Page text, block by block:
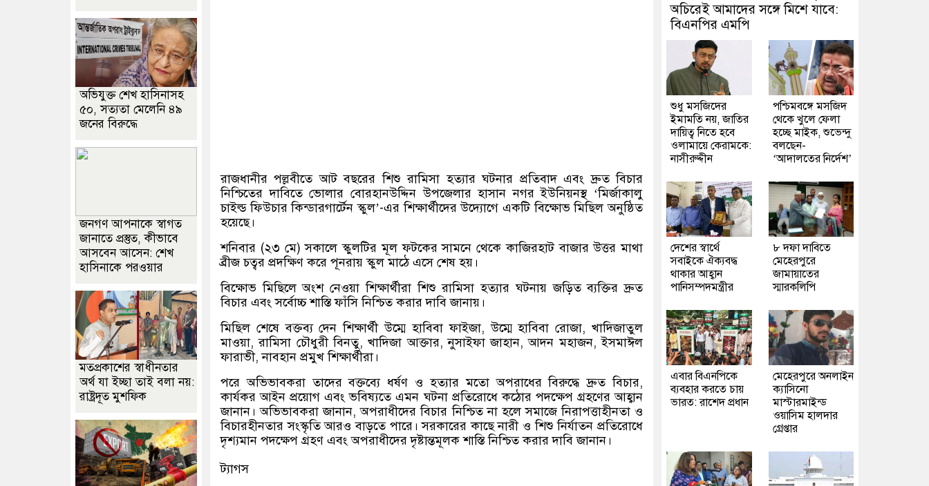
রাজধানীর পল্লবীতে আট বছরের শিশু রামিসা হত্যার ঘটনার প্রতিবাদ এবং দ্রুত বিচার
নিশ্চিতের দাবিতে ভোলার বোরহানউদ্দিন উপজেলার হাসান নগর ইউনিয়নস্থ ‘মির্জাকালু
চাইল্ড ফিউচার কিন্ডারগার্টেন স্কুল’-এর শিক্ষার্থীদের উদ্যোগে একটি বিক্ষোভ মিছিল অনুষ্ঠিত
হয়েছে।
শনিবার (২৩ মে) সকালে স্কুলটির মূল ফটকের সামনে থেকে কাজিরহাট বাজার উত্তর মাথা
ব্রীজ চত্বর প্রদক্ষিণ করে পূনরায় স্কুল মাঠে এসে শেষ হয়।
বিক্ষোভ মিছিলে অংশ নেওয়া শিক্ষার্থীরা শিশু রামিসা হত্যার ঘটনায় জড়িত ব্যক্তির দ্রুত
বিচার এবং সর্বোচ্চ শাস্তি ফাঁসি নিশ্চিত করার দাবি জানায়।
মিছিল শেষে বক্তব্য দেন শিক্ষার্থী উম্মে হাবিবা ফাইজা, উম্মে হাবিবা রোজা, খাদিজাতুল
মাওয়া, রামিসা চৌধুরী বিনতু, খাদিজা আক্তার, নুসাইফা জাহান, আদন মহাজন, ইসমাঈল
ফারাভী, নাবহান প্রমুখ শিক্ষার্থীরা।
পরে অভিভাবকরা তাদের বক্তব্যে ধর্ষণ ও হত্যার মতো অপরাধের বিরুদ্ধে দ্রুত বিচার,
কার্যকর আইন প্রয়োগ এবং ভবিষ্যতে এমন ঘটনা প্রতিরোধে কঠোর পদক্ষেপ গ্রহণের আহ্বান
জানান। অভিভাবকরা জানান, অপরাধীদের বিচার নিশ্চিত না হলে সমাজে নিরাপত্তাহীনতা ও
বিচারহীনতার সংস্কৃতি আরও বাড়তে পারে। সরকারের কাছে নারী ও শিশু নির্যাতন প্রতিরোধে
দৃশ্যমান পদক্ষেপ গ্রহণ এবং অপরাধীদের দৃষ্টান্তমূলক শাস্তি নিশ্চিত করার দাবি জানান।
ট্যাগস
অভিযুক্ত শেখ হাসিনাসহ
৫০, সত্যতা মেলেনি ৪৯
জনের বিরুদ্ধে
জনগণ আপনাকে স্বাগত
জানাতে প্রস্তুত, কীভাবে
আসবেন আসেন: শেখ
হাসিনাকে পরওয়ার
মতপ্রকাশের স্বাধীনতার
অর্থ যা ইচ্ছা তাই বলা নয়:
রাষ্ট্রদূত মুশফিক
অচিরেই আমাদের সঙ্গে মিশে যাবে:
বিএনপির এমপি
শুধু মসজিদের
ইমামতি নয়, জাতির
দায়িত্ব নিতে হবে
ওলামায়ে কেরামকে:
নাসীরুদ্দীন
পশ্চিমবঙ্গে মসজিদ
থেকে খুলে ফেলা
হচ্ছে মাইক, শুভেন্দু
বলছেন-
‘আদালতের নির্দেশ’
দেশের স্বার্থে
সবাইকে ঐক্যবদ্ধ
থাকার আহ্বান
পানিসম্পদমন্ত্রীর
৮ দফা দাবিতে
মেহেরপুরে
জামায়াতের
স্মারকলিপি
এবার বিএনপিকে
ব্যবহার করতে চায়
ভারত: রাশেদ প্রধান
মেহেরপুরে অনলাইন
ক্যাসিনো
মাস্টারমাইন্ড
ওয়াসিম হালদার
গ্রেপ্তার